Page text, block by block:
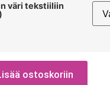
väri tekstiiliin
ostoskoriin